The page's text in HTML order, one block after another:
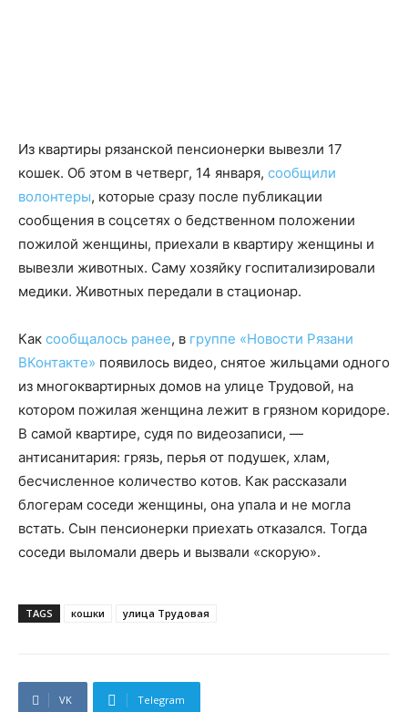
Из квартиры рязанской пенсионерки вывезли 17
кошек. Об этом в четверг, 14 января, сообщили
волонтеры, которые сразу после публикации
сообщения в соцсетях о бедственном положении
пожилой женщины, приехали в квартиру женщины и
вывезли животных. Саму хозяйку госпитализировали
медики. Животных передали в стационар.
Как сообщалось ранее, в группе «Новости Рязани
ВКонтакте» появилось видео, снятое жильцами одного
из многоквартирных домов на улице Трудовой, на
котором пожилая женщина лежит в грязном коридоре.
В самой квартире, судя по видеозаписи, —
антисанитария: грязь, перья от подушек, хлам,
бесчисленное количество котов. Как рассказали
блогерам соседи женщины, она упала и не могла
встать. Сын пенсионерки приехать отказался. Тогда
соседи выломали дверь и вызвали «скорую».
TAGS кошки улица Трудовая
VK Telegram